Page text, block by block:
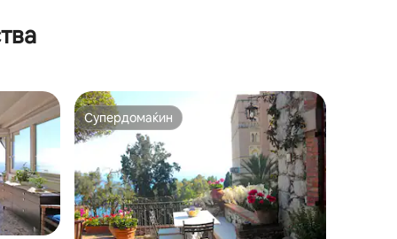
гостите“ Супердомаќин
Супердомаќин